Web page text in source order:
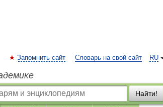
RU
Запомнить сайт Словарь на свой сайт
Найти!